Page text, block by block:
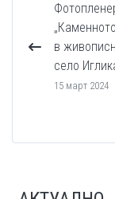
в
село
15 март 2024